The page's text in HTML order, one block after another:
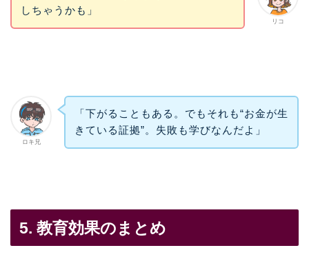
リコ
しちゃうかも」
ロキ兄
「下がることもある。でもそれも“お金が生
きている証拠”。失敗も学びなんだよ」
5. 教育効果のまとめ